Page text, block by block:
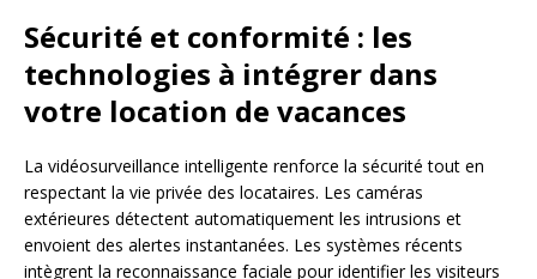
Sécurité et conformité : les
technologies à intégrer dans
votre location de vacances
La vidéosurveillance intelligente renforce la sécurité tout en
respectant la vie privée des locataires. Les caméras
extérieures détectent automatiquement les intrusions et
envoient des alertes instantanées. Les systèmes récents
intègrent la reconnaissance faciale pour identifier les visiteurs